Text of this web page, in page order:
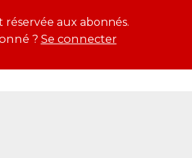
réservée aux abonnés.
? Se connecter